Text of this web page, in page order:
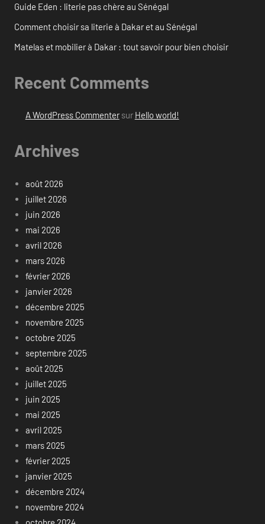
Guide Eden : literie pas chère au Sénégal
Comment choisir sa literie à Dakar et au Sénégal
Matelas et mobilier à Dakar : tout savoir pour bien choisir
Recent Comments
A WordPress Commentersur Hello world!
Archives
août 2026
juillet 2026
juin 2026
mai 2026
avril 2026
mars 2026
février 2026
janvier 2026
décembre 2025
novembre 2025
octobre 2025
septembre 2025
août 2025
juillet 2025
juin 2025
mai 2025
avril 2025
mars 2025
février 2025
janvier 2025
décembre 2024
novembre 2024